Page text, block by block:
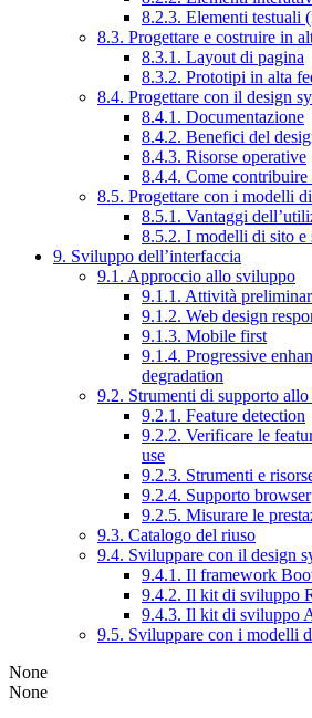
8.2.3. Elementi testuali
8.3. Progettare e costruire in
8.3.1. Layout di pagina
8.3.2. Prototipi in alta
8.4. Progettare con il design
8.4.1. Documentazione
8.4.2. Benefici del
8.4.3. Risorse operative
8.4.4. Come contribuire
8.5. Progettare con i modelli
8.5.1. Vantaggi
8.5.2. I modelli di sito
9. Sviluppo dell’interfaccia
9.1. Approccio allo sviluppo
9.1.1. Attività
9.1.2. Web design
9.1.3. Mobile first
9.1.4. Progressive
degradation
9.2. Strumenti di supporto
9.2.1. Feature detection
9.2.2. Verificare le
use
9.2.3. Strumenti e
9.2.4. Supporto browser
9.2.5. Misurare le
9.3. Catalogo del riuso
9.4. Sviluppare con il design
9.4.1. Il framework
9.4.2. Il kit di sviluppo
9.4.3. Il kit di sviluppo
9.5. Sviluppare con i modelli
None
None